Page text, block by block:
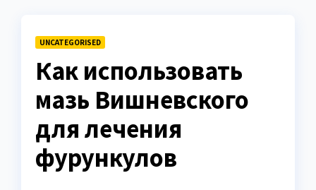
UNCATEGORISED
Как использовать
мазь Вишневского
для лечения
фурункулов